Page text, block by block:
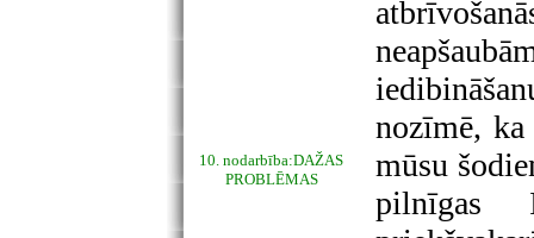
nozīmē,
mūsu
pilnīgas
10. nodarbība:DAŽAS
PROBLĒMAS